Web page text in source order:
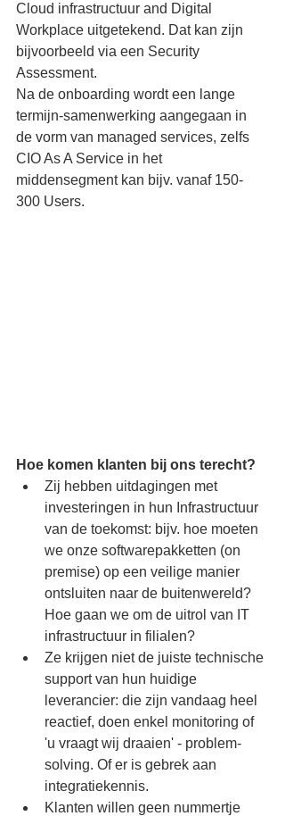
Cloud infrastructuur and Digital
Workplace uitgetekend. Dat kan zijn
bijvoorbeeld via een Security
Assessment.
Na de onboarding wordt een lange
termijn-samenwerking aangegaan in
de vorm van managed services, zelfs
CIO As A Service in het
middensegment kan bijv. vanaf 150-
300 Users.
Hoe komen klanten bij ons terecht?
Zij hebben uitdagingen met
investeringen in hun Infrastructuur
van de toekomst: bijv. hoe moeten
we onze softwarepakketten (on
premise) op een veilige manier
ontsluiten naar de buitenwereld?
Hoe gaan we om de uitrol van IT
infrastructuur in filialen?
Ze krijgen niet de juiste technische
support van hun huidige
leverancier: die zijn vandaag heel
reactief, doen enkel monitoring of
'u vraagt wij draaien' - problem-
solving. Of er is gebrek aan
integratiekennis.
Klanten willen geen nummertje